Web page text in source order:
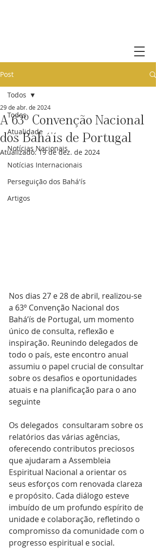
Post
Todos
Atualidade
Notícias Nacionais
Notícias Internacionais
Perseguição dos Bahá'ís
Artigos
Todos
A 63º Convenção Nacional
dos Bahá'ís de Portugal
29 de abr. de 2024
Atualizado:19 de dez. de 2024
Nos dias 27 e 28 de abril, realizou-se
a 63º Convenção Nacional dos
Bahá’ís de Portugal, um momento
único de consulta, reflexão e
inspiração. Reunindo delegados de
todo o país, este encontro anual
assumiu o papel crucial de consultar
sobre os desafios e oportunidades
atuais e na planificação para o ano
seguinte
Os delegados  consultaram sobre os
relatórios das várias agências,
oferecendo contributos preciosos
que ajudaram a Assembleia
Espiritual Nacional a orientar os
seus esforços com renovada clareza
e propósito. Cada diálogo esteve
imbuído de um profundo espírito de
unidade e colaboração, refletindo o
compromisso da comunidade com o
progresso espiritual e social.